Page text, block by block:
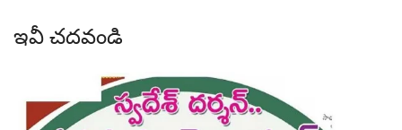
ఇవీ చదవండి